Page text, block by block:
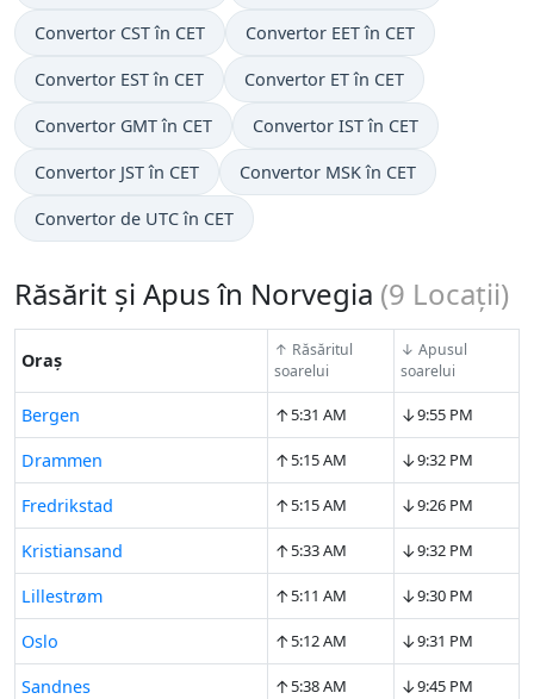
Convertor CST în CET Convertor EET în CET
Convertor EST în CET Convertor ET în CET
Convertor GMT în CET Convertor IST în CET
Convertor JST în CET Convertor MSK în CET
Convertor de UTC în CET
Răsărit și Apus în Norvegia (9 Locații)
Oraș
↑ Răsăritul
soarelui
↓ Apusul
soarelui
Bergen ↑5:31 AM ↓9:55 PM
Drammen ↑5:15 AM ↓9:32 PM
Fredrikstad ↑5:15 AM ↓9:26 PM
Kristiansand ↑5:33 AM ↓9:32 PM
Lillestrøm ↑5:11 AM ↓9:30 PM
Oslo ↑5:12 AM ↓9:31 PM
Sandnes ↑5:38 AM ↓9:45 PM